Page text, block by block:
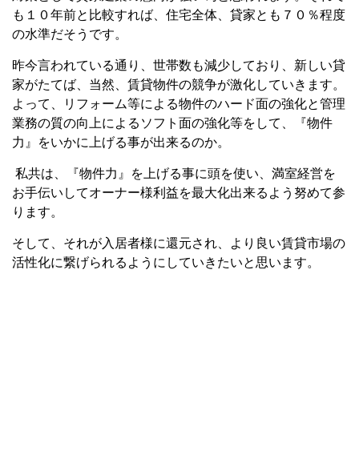
も１０年前と比較すれば、住宅全体、貸家とも７０％程度
の水準だそうです。
昨今言われている通り、世帯数も減少しており、新しい貸
家がたてば、当然、賃貸物件の競争が激化していきます。
よって、リフォーム等による物件のハード面の強化と管理
業務の質の向上によるソフト面の強化等をして、『物件
力』をいかに上げる事が出来るのか。
私共は、『物件力』を上げる事に頭を使い、満室経営を
お手伝いしてオーナー様利益を最大化出来るよう努めて参
ります。
そして、それが入居者様に還元され、より良い賃貸市場の
活性化に繋げられるようにしていきたいと思います。